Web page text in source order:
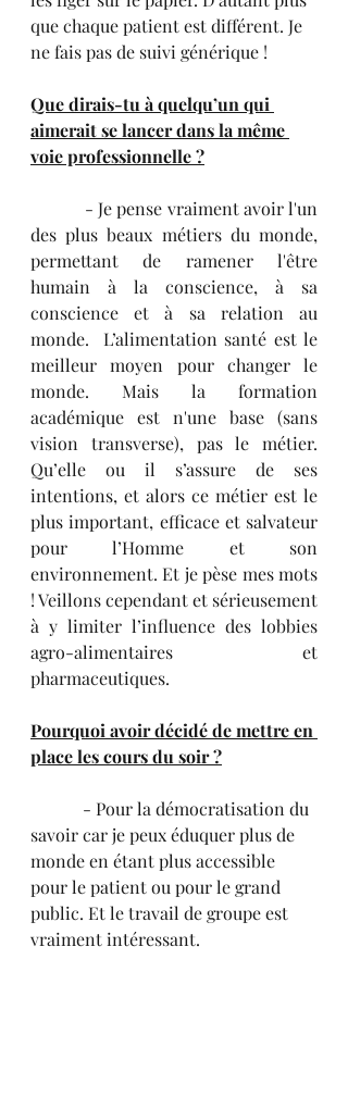
que chaque patient est différent. Je
ne fais pas de suivi générique !
Que dirais-tu à quelqu’un qui
aimerait se lancer dans la même
voie professionnelle ?
des plus beaux métiers du monde,
permettant de ramener l'être
humain à la conscience, à sa
conscience et à sa relation au
monde.  L’alimentation santé est le
meilleur moyen pour changer le
monde. Mais la formation
académique est n'une base (sans
vision transverse), pas le métier.
Qu’elle ou il s’assure de ses
intentions, et alors ce métier est le
plus important, efficace et salvateur
pour l’Homme et son
environnement. Et je pèse mes mots
! Veillons cependant et sérieusement
à y limiter l’influence des lobbies
agro-alimentaires et
pharmaceutiques.
Pourquoi avoir décidé de mettre en
place les cours du soir ?
savoir car je peux éduquer plus de
monde en étant plus accessible
pour le patient ou pour le grand
public. Et le travail de groupe est
vraiment intéressant.